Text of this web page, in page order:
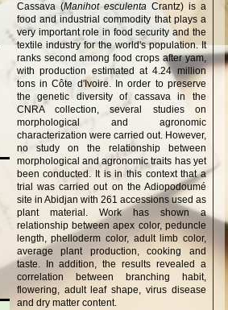
Cassava (Manihot esculentaCrantz) is a
food and industrial commodity that plays a
very important role in food security and the
textile industry for the world's population. It
ranks second among food crops after yam,
with production estimated at 4.24 million
tons in Côte d'Ivoire. In order to preserve
the genetic diversity of cassava in the
CNRA collection, several studies on
morphological and agronomic
characterization were carried out. However,
no study on the relationship between
morphological and agronomic traits has yet
been conducted. It is in this context that a
trial was carried out on the Adiopodoumé
site in Abidjan with 261 accessions used as
plant material. Work has shown a
relationship between apex color, peduncle
length, phelloderm color, adult limb color,
average plant production, cooking and
taste. In addition, the results revealed a
correlation between branching habit,
flowering, adult leaf shape, virus disease
and dry matter content.